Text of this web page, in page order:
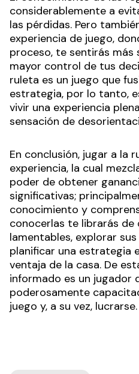
considerablemente a
las pérdidas. Pero
experiencia de juego,
proceso, te sentirás más
mayor control de tus
ruleta es un juego que
estrategia, por lo tanto,
vivir una experiencia
sensación de
En conclusión, jugar a la
experiencia, la cual
poder de obtener
significativas;
conocimiento y
conocerlas te librarás
lamentables, explorar
planificar una estrategia
ventaja de la casa. De
informado es un jugador
poderosamente
juego y, a su vez, lucrarse.